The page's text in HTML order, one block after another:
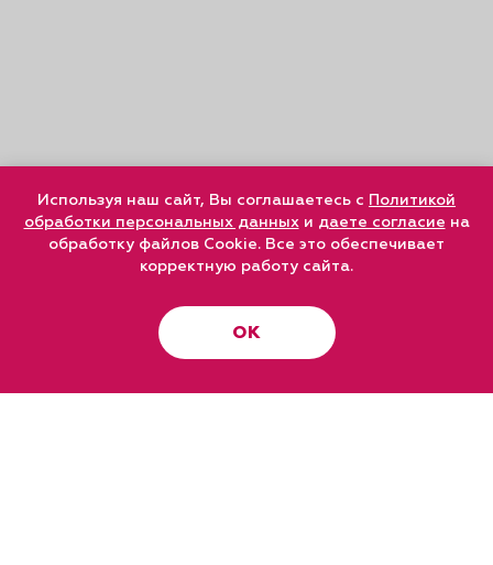
Используя наш сайт, Вы соглашаетесь с Политикой
обработки персональных данныхи даете согласие на
обработку файлов Cookie. Все это обеспечивает
корректную работу сайта.
ОК